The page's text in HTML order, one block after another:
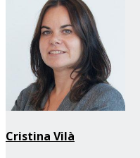
Cristina Vilà